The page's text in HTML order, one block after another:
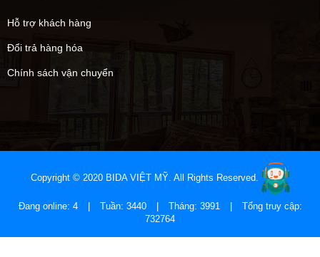
Hỗ trợ khách hàng
Đổi trả hàng hóa
Chính sách vận chuyển
Copyright © 2020 BIDA VIỆT MỸ. All Rights Reserved.
Đang online: 4 Tuần: 3440 Tháng: 3991
Tổng truy cập:
732764